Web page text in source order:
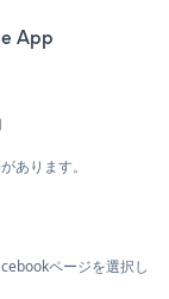
App
あります。
ページを選択し